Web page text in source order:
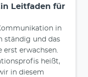
Leitfaden für
in
ständig und das
erst erwachsen.
heißt,
in diesem